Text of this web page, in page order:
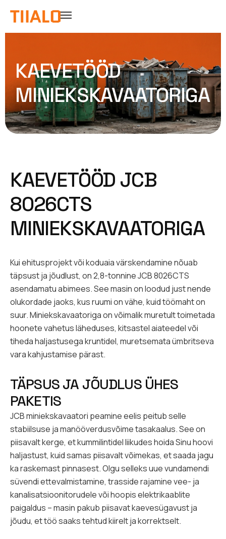
KAEVETÖÖD
MINIEKSKAVAATORIGA
KAEVETÖÖD JCB
8026CTS
MINIEKSKAVAATORIGA
Kui ehitusprojekt või koduaia värskendamine nõuab
täpsust ja jõudlust, on 2,8-tonnine JCB 8026CTS
asendamatu abimees. See masin on loodud just nende
olukordade jaoks, kus ruumi on vähe, kuid töömaht on
suur. Miniekskavaatoriga on võimalik muretult toimetada
hoonete vahetus läheduses, kitsastel aiateedel või
tiheda haljastusega kruntidel, muretsemata ümbritseva
vara kahjustamise pärast.
TÄPSUS JA JÕUDLUS ÜHES
PAKETIS
JCB miniekskavaatori peamine eelis peitub selle
stabiilsuse ja manööverdusvõime tasakaalus. See on
piisavalt kerge, et kummilintidel liikudes hoida Sinu hoovi
haljastust, kuid samas piisavalt võimekas, et saada jagu
ka raskemast pinnasest. Olgu selleks uue vundamendi
süvendi ettevalmistamine, trasside rajamine vee- ja
kanalisatsioonitorudele või hoopis elektrikaablite
paigaldus – masin pakub piisavat kaevesügavust ja
jõudu, et töö saaks tehtud kiirelt ja korrektselt.